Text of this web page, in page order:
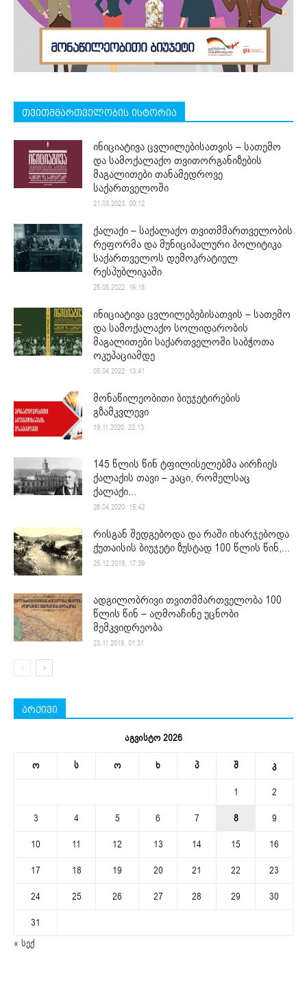
თვითმმართველობის ისტორია
ინიციატივა ცვლილებისათვის – სათემო
და სამოქალაქო თვითორგანიზების
მაგალითები თანამედროვე
საქართველოში
21.03.2023. 00:12
ქალაქი – საქალაქო თვითმმართველობის
რეფორმა და მუნიციპალური პოლიტიკა
საქართველოს დემოკრატიულ
რესპუბლიკაში
25.05.2022. 16:18
ინიციატივა ცვლილებებისათვის – სათემო
და სამოქალაქო სოლიდარობის
მაგალითები საქართველოში საბჭოთა
ოკუპაციამდე
05.04.2022. 13:41
მონაწილეობითი ბიუჯეტირების
გზამკვლევი
19.11.2020. 22:13
145 წლის წინ ტფილისელებმა აირჩიეს
ქალაქის თავი – კაცი, რომელსაც
ქალაქი...
28.04.2020. 15:42
რისგან შედგებოდა და რაში იხარჯებოდა
ქუთაისის ბიუჯეტი ზუსტად 100 წლის წინ,...
25.12.2019. 17:39
ადგილობრივი თვითმმართველობა 100
წლის წინ – აღმოაჩინე უცნობი
მემკვიდრეობა
23.11.2019. 01:31
არქივი
აგვისტო 2026
ო ს ო ხ პ შ კ
1
2
3
4 5 6 7 8
9
10
11 12 13 14 15
16
17
18 19 20 21 22
23
24
25 26 27 28 29
30
31
« სექ